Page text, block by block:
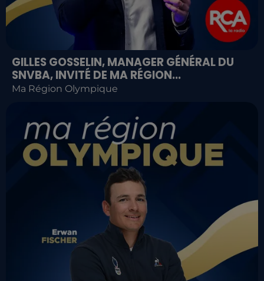
GILLES GOSSELIN, MANAGER GÉNÉRAL DU
SNVBA, INVITÉ DE MA RÉGION...
Ma Région Olympique